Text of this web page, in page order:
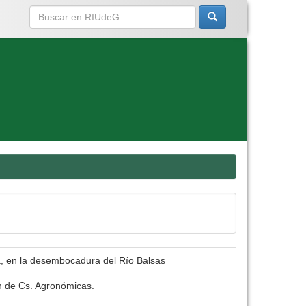
en la desembocadura del Río Balsas
Cs. Agronómicas.